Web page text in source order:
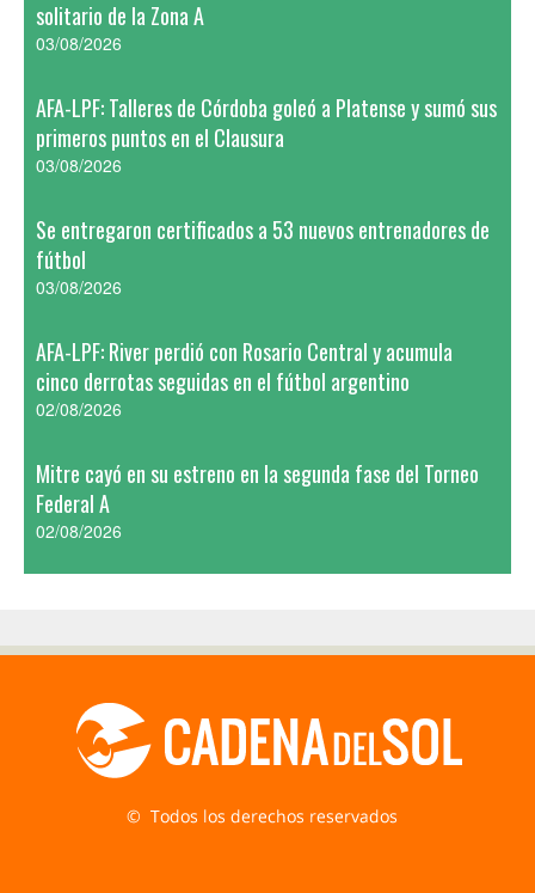
solitario de la Zona A
03/08/2026
AFA-LPF: Talleres de Córdoba goleó a Platense y sumó sus
primeros puntos en el Clausura
03/08/2026
Se entregaron certificados a 53 nuevos entrenadores de
fútbol
03/08/2026
AFA-LPF: River perdió con Rosario Central y acumula
cinco derrotas seguidas en el fútbol argentino
02/08/2026
Mitre cayó en su estreno en la segunda fase del Torneo
Federal A
02/08/2026